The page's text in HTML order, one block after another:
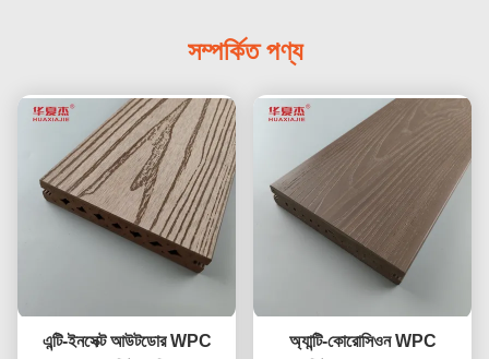
সম্পর্কিত পণ্য
এন্টি-ইনসেক্ট আউটডোর WPC
অ্যান্টি-কোরোসিওন WPC